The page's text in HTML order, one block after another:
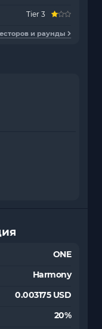
Tier 3
и раунды
ONE
Harmony
0.003175 USD
20%